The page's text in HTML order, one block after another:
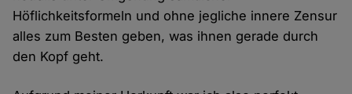
Höflichkeitsformeln und ohne jegliche innere Zensur
alles zum Besten geben, was ihnen gerade durch
den Kopf geht.